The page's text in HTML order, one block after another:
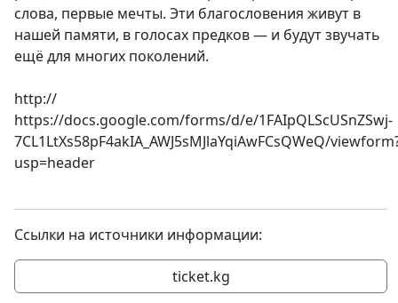
слова, первые мечты. Эти благословения живут в
нашей памяти, в голосах предков — и будут звучать
ещё для многих поколений.
http://​​​​​​​
https://docs.google.com/forms/d/e/1FAIpQLScUSnZSwj-
7CL1LtXs58pF4akIA_AWJ5sMJlaYqiAwFCsQWeQ/
usp=header
Ссылки на источники информации:
ticket.kg